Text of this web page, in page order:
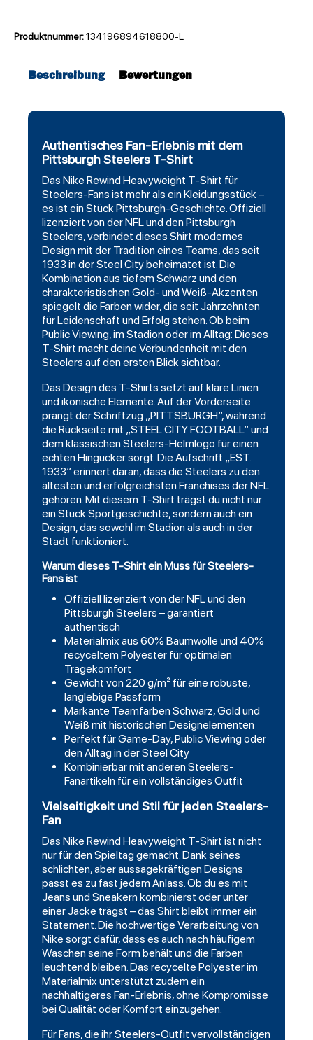
Produktnummer:134196894618800-L
Beschreibung Bewertungen
Authentisches Fan-Erlebnis mit dem
Pittsburgh Steelers T-Shirt
Das Nike Rewind Heavyweight T-Shirt für
Steelers-Fans ist mehr als ein Kleidungsstück –
es ist ein Stück Pittsburgh-Geschichte. Offiziell
lizenziert von der NFL und denPittsburgh
Steelers, verbindet dieses Shirt modernes
Design mit der Tradition eines Teams, das seit
1933 in der Steel City beheimatet ist. Die
Kombination aus tiefem Schwarz und den
charakteristischen Gold- und Weiß-Akzenten
spiegelt die Farben wider, die seit Jahrzehnten
für Leidenschaft und Erfolg stehen. Ob beim
Public Viewing, im Stadion oder im Alltag: Dieses
T-Shirt macht deine Verbundenheit mit den
Steelers auf den ersten Blick sichtbar.
Das Design des T-Shirts setzt auf klare Linien
und ikonische Elemente. Auf der Vorderseite
prangt der Schriftzug „PITTSBURGH“, während
die Rückseite mit „STEEL CITYFOOTBALL“ und
dem klassischen Steelers-Helmlogo für einen
echten Hingucker sorgt. Die Aufschrift „EST.
1933“ erinnert daran, dass die Steelers zu den
ältesten und erfolgreichsten Franchises der NFL
gehören. Mit diesem T-Shirt trägst du nicht nur
ein Stück Sportgeschichte, sondern auch ein
Design, das sowohl im Stadion als auch in der
Stadt funktioniert.
Warum dieses T-Shirt ein Muss für Steelers-
Fans ist
Offiziell lizenziert von der NFL und den
Pittsburgh Steelers – garantiert
authentisch
Materialmix aus 60% Baumwolle und 40%
recyceltem Polyester für optimalen
Tragekomfort
Gewicht von 220 g/m² für eine robuste,
langlebige Passform
Markante Teamfarben Schwarz, Gold und
Weiß mit historischen Designelementen
Perfekt für Game-Day, Public Viewing oder
den Alltag in der Steel City
Kombinierbar mit anderen Steelers-
Fanartikeln für ein vollständiges Outfit
Vielseitigkeit und Stil für jeden Steelers-
Fan
Das Nike Rewind Heavyweight T-Shirt ist nicht
nur für den Spieltag gemacht. Dank seines
schlichten, aber aussagekräftigen Designs
passt es zu fast jedem Anlass. Ob du es mit
Jeans und Sneakern kombinierst oder unter
einer Jacke trägst – das Shirt bleibt immer ein
Statement. Die hochwertige Verarbeitung von
Nike sorgt dafür, dass es auch nach häufigem
Waschen seine Form behält und die Farben
leuchtend bleiben. Das recycelte Polyester im
Materialmix unterstützt zudem ein
nachhaltigeres Fan-Erlebnis, ohne Kompromisse
bei Qualität oder Komfort einzugehen.
Für Fans, die ihr Steelers-Outfit vervollständigen